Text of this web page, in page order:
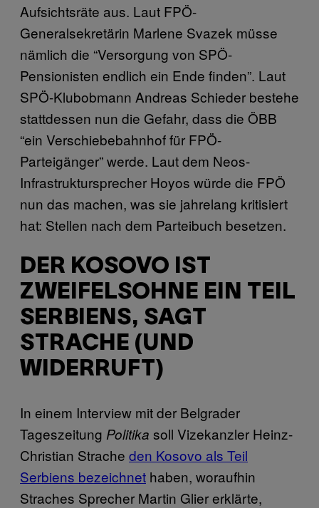
Aufsichtsräte aus. Laut FPÖ-
Generalsekretärin Marlene Svazek müsse
nämlich die “Versorgung von SPÖ-
Pensionisten endlich ein Ende finden”. Laut
SPÖ-Klubobmann Andreas Schieder bestehe
stattdessen nun die Gefahr, dass die ÖBB
“ein Verschiebebahnhof für FPÖ-
Parteigänger” werde. Laut dem Neos-
Infrastruktursprecher Hoyos würde die FPÖ
nun das machen, was sie jahrelang kritisiert
hat: Stellen nach dem Parteibuch besetzen.
DER KOSOVO IST
ZWEIFELSOHNE EIN TEIL
SERBIENS, SAGT
STRACHE (UND
WIDERRUFT)
In einem Interview mit der Belgrader
Tageszeitung Politika soll Vizekanzler Heinz-
Christian Strache den Kosovo als Teil
Serbiens bezeichnet haben, woraufhin
Straches Sprecher Martin Glier erklärte,